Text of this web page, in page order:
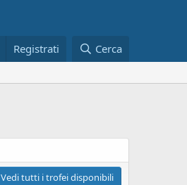
Registrati Cerca
Vedi tutti i trofei disponibili